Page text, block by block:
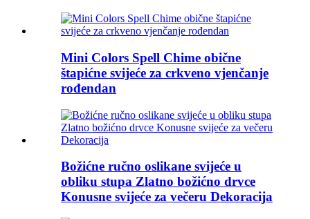
Mini Colors Spell Chime obične
štapićne svijeće za crkveno vjenčanje
rođendan
Božićne ručno oslikane svijeće u
obliku stupa Zlatno božićno drvce
Konusne svijeće za večeru Dekoracija